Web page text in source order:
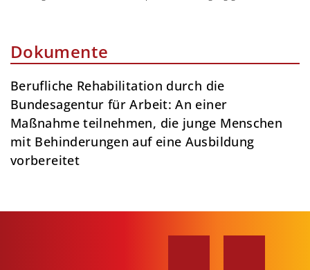
Dokumente
Berufliche Rehabilitation durch die
Bundesagentur für Arbeit: An einer
Maßnahme teilnehmen, die junge Menschen
mit Behinderungen auf eine Ausbildung
vorbereitet